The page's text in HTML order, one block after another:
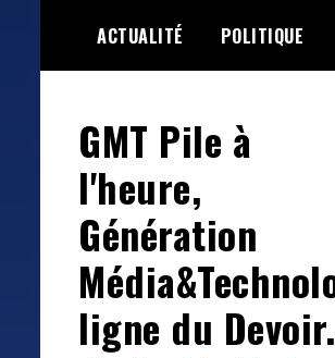
content
ACTUALITÉ POLITIQUE
GMT Pile à
l'heure,
Génération
ligne du Devoir.